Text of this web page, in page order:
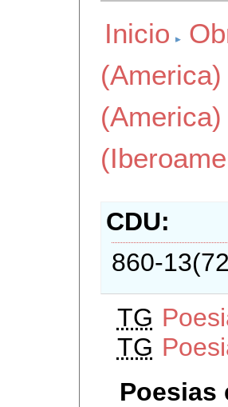
Inicio
(America)
(America)
CDU
860-
TG
TG
Poesias